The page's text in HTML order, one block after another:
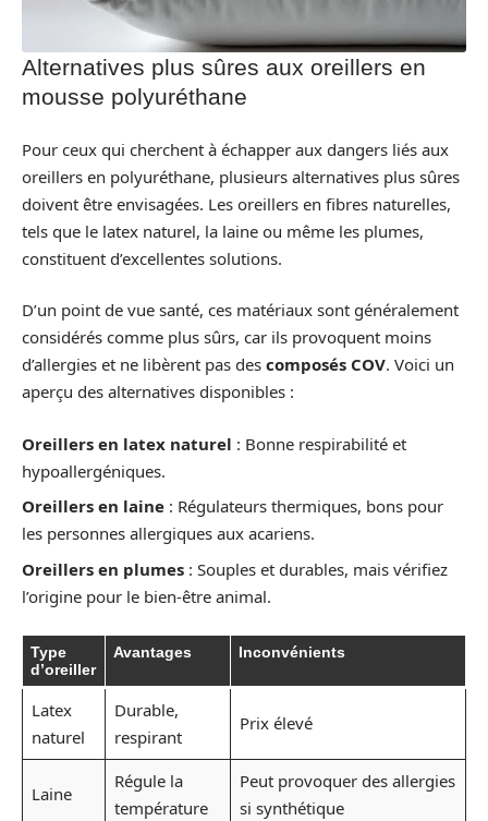
Alternatives plus sûres aux oreillers en
mousse polyuréthane
Pour ceux qui cherchent à échapper aux dangers liés aux
oreillers en polyuréthane, plusieurs alternatives plus sûres
doivent être envisagées. Les oreillers en fibres naturelles,
tels que le latex naturel, la laine ou même les plumes,
constituent d’excellentes solutions.
D’un point de vue santé, ces matériaux sont généralement
considérés comme plus sûrs, car ils provoquent moins
d’allergies et ne libèrent pas des composés COV. Voici un
aperçu des alternatives disponibles :
Oreillers en latex naturel : Bonne respirabilité et
hypoallergéniques.
Oreillers en laine : Régulateurs thermiques, bons pour
les personnes allergiques aux acariens.
Oreillers en plumes : Souples et durables, mais vérifiez
l’origine pour le bien-être animal.
Type
d’oreiller
Avantages Inconvénients
Latex
naturel
Durable,
respirant
Prix élevé
Laine
Régule la
température
Peut provoquer des allergies
si synthétique